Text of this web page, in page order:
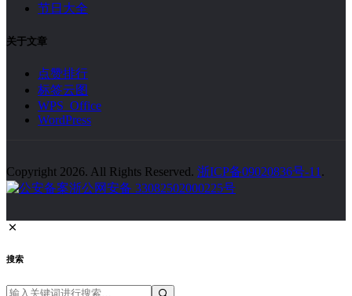
节日大全
关于文章
点赞排行
标签云图
WPS Office
WordPress
Copyright 2026. All Rights Reserved. 浙ICP备09020836号-11 .
浙公网安备 33082502000225号
搜索